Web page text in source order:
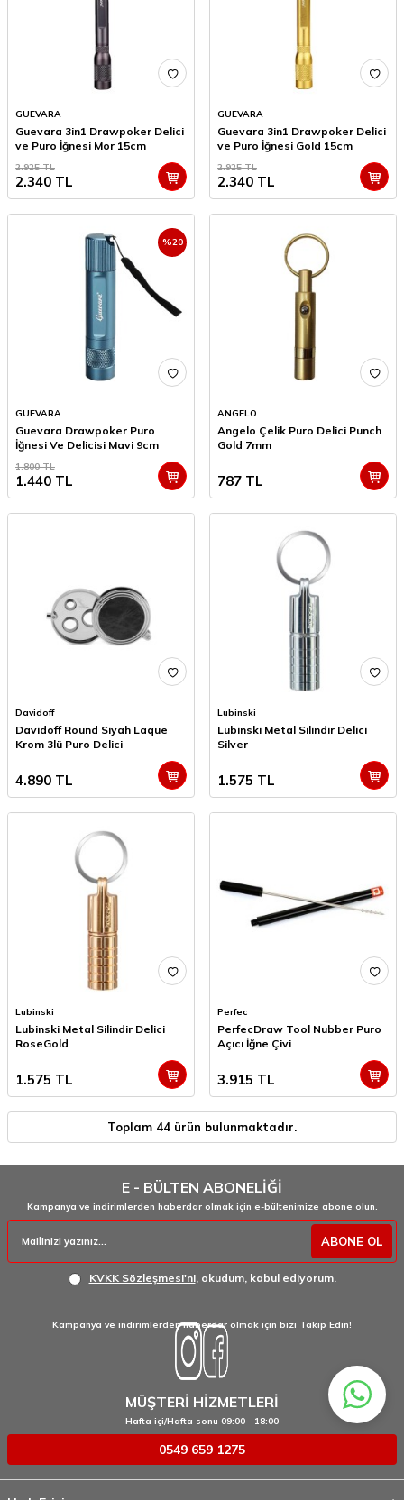
GUEVARA
Guevara 3in1 Drawpoker Delici
ve Puro İğnesi Mor 15cm
2.925TL
2.340 TL
GUEVARA
Guevara 3in1 Drawpoker Delici
ve Puro İğnesi Gold 15cm
2.925TL
2.340 TL
%20
GUEVARA
Guevara Drawpoker Puro
İğnesi Ve Delicisi Mavi 9cm
1.800TL
1.440 TL
ANGELO
Angelo Çelik Puro Delici Punch
Gold 7mm
787 TL
Davidoff
Davidoff Round Siyah Laque
Krom 3lü Puro Delici
4.890 TL
Lubinski
Lubinski Metal Silindir Delici
Silver
1.575 TL
Lubinski
Lubinski Metal Silindir Delici
RoseGold
1.575 TL
Perfec
PerfecDraw Tool Nubber Puro
Açıcı İğne Çivi
3.915 TL
Toplam 44 ürün bulunmaktadır.
E - BÜLTEN ABONELİĞİ
Kampanya ve indirimlerden haberdar olmak için e-bültenimize abone olun.
ABONE OL
KVKK Sözleşmesi'ni, okudum, kabul ediyorum.
Kampanya ve indirimlerden haberdar olmak için bizi Takip Edin!
MÜŞTERİ HİZMETLERİ
Hafta içi/Hafta sonu 09:00 - 18:00
0549 659 1275